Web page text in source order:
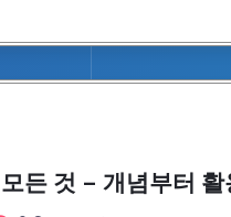
든 것 – 개념부터 활